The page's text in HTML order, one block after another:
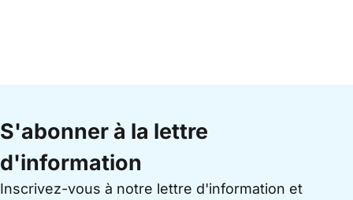
S'abonner à la lettre
d'information
Inscrivez-vous à notre lettre d'information et